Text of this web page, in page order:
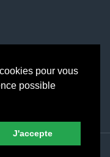
pour vous
possible
J'accepte